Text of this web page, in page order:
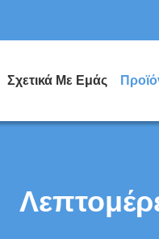
Σχετικά Με Εμάς